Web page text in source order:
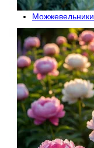
Можжевельники